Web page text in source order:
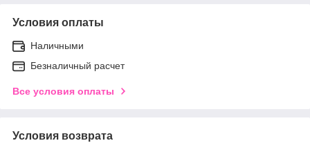
Условия оплаты
Наличными
Безналичный расчет
Все условия оплаты
Условия возврата